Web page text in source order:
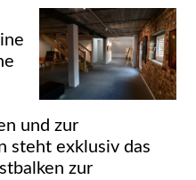
und zur
steht exklusiv das
zur